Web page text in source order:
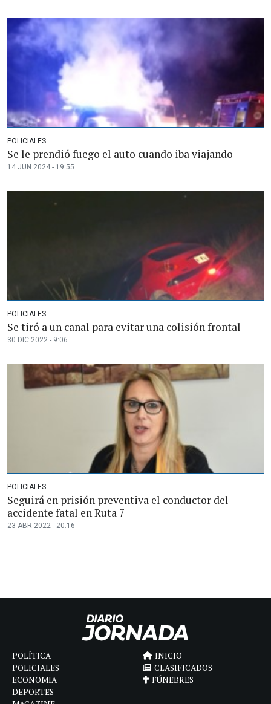
POLICIALES
Se le prendió fuego el auto cuando iba viajando
14 JUN 2024 - 19:55
POLICIALES
Se tiró a un canal para evitar una colisión frontal
30 DIC 2022 - 9:06
POLICIALES
Seguirá en prisión preventiva el conductor del
accidente fatal en Ruta 7
23 ABR 2022 - 20:16
POLÍTICA
POLICIALES
ECONOMIA
DEPORTES
INICIO
CLASIFICADOS
FÚNEBRES